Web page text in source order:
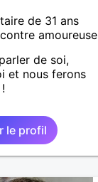
de 31 ans
amoureuse
de soi,
et nous ferons
le profil